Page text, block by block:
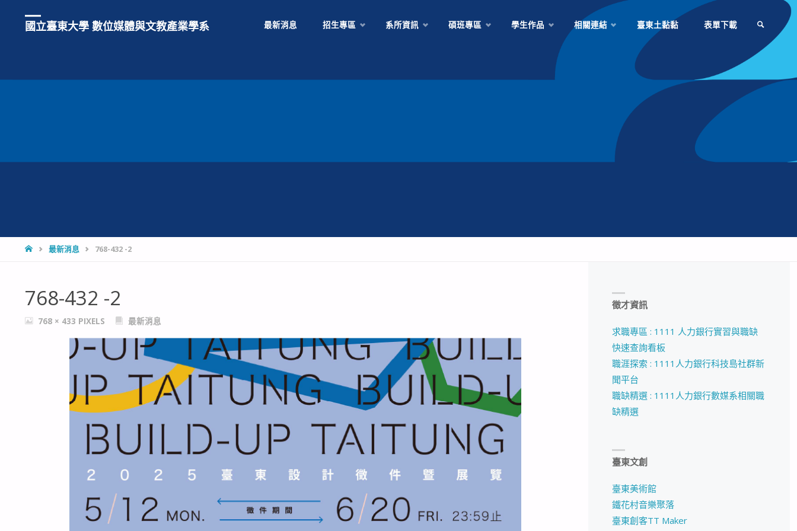
國立臺東大學 數位媒體與文教產業學系 最新消息 招生專區 系所資訊 碩班專區 學生作品 相關連結 臺東土黏黏 表單下載
HOME最新消息 768-432 -2
768-432 -2
FULL768 × 433 PIXELS 最新消息
徵才資訊
求職專區 : 1111 人力銀行實習與職缺
快速查詢看板
職涯探索 : 1111人力銀行科技島社群新
聞平台
職缺精選 : 1111人力銀行數媒系相關職
缺精選
臺東文創
臺東美術館
鐵花村音樂聚落
臺東創客TT Maker